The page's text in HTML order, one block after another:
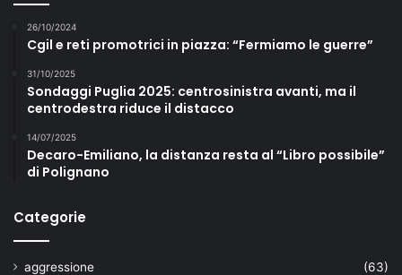
26/10/2024
Cgil e reti promotrici in piazza: “Fermiamo le guerre”
31/10/2025
Sondaggi Puglia 2025: centrosinistra avanti, ma il
centrodestra riduce il distacco
14/07/2025
Decaro-Emiliano, la distanza resta al “Libro possibile”
di Polignano
Categorie
aggressione
(63)